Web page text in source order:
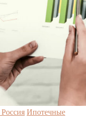
Ипотечные